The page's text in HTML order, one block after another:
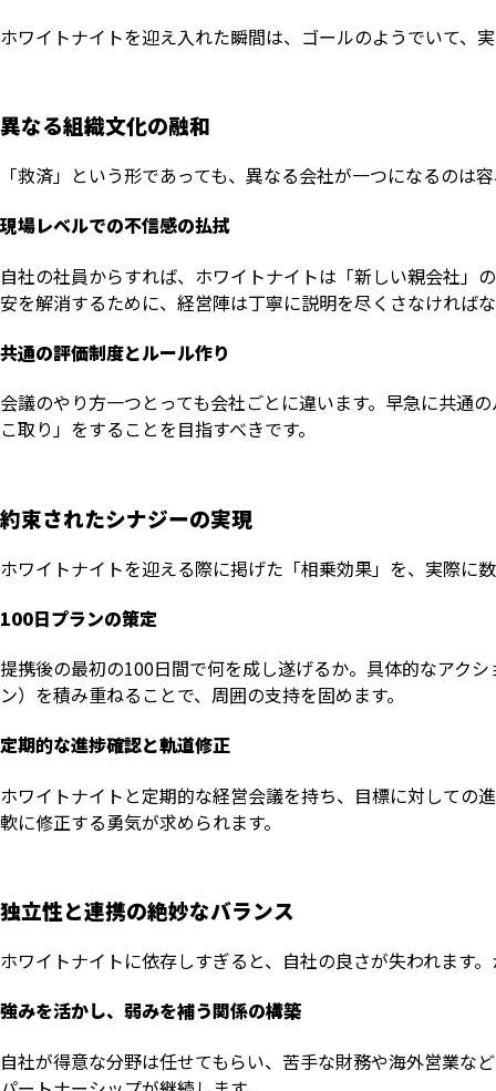
ホワイトナイトを迎え入れた瞬間は、ゴールのようでいて、
異なる組織文化の融和
「救済」という形であっても、異なる会社が一つになるのは
現場レベルでの不信感の払拭
自社の社員からすれば、ホワイトナイトは「新しい親会社」
安を解消するために、経営陣は丁寧に説明を尽くさなければ
共通の評価制度とルール作り
会議のやり方一つとっても会社ごとに違います。早急に共通
こ取り」をすることを目指すべきです。
約束されたシナジーの実現
ホワイトナイトを迎える際に掲げた「相乗効果」を、実際に
100日プランの策定
提携後の最初の100日間で何を成し遂げるか。具体的なアク
ン）を積み重ねることで、周囲の支持を固めます。
定期的な進捗確認と軌道修正
ホワイトナイトと定期的な経営会議を持ち、目標に対しての
軟に修正する勇気が求められます。
独立性と連携の絶妙なバランス
ホワイトナイトに依存しすぎると、自社の良さが失われます
強みを活かし、弱みを補う関係の構築
自社が得意な分野は任せてもらい、苦手な財務や海外営業な